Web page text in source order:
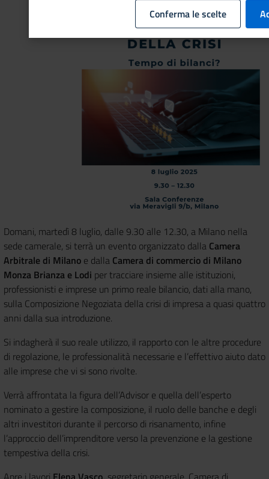
Domani, martedì 8 luglio, dalle 9.30 alle 12.30, a Milano nella
sede camerale, si terrà un evento organizzato dalla Camera
Arbitrale di Milano e dalla Camera di commercio di Milano
Monza Brianza e Lodi per tracciare insieme alle istituzioni,
professionisti e imprese un primo reale bilancio, dati alla mano,
sulla Composizione Negoziata della crisi di impresa a quasi quattro
anni dalla sua introduzione.
Si indagherà il suo reale utilizzo, il rapporto con le altre procedure
di regolazione, le professionalità necessarie e l’effettivo aiuto dato
alle imprese che vi si sono rivolte.
Verrà affrontata la figura dell’Advisor e quella dell’esperto
nominato a gestire la composizione, il ruolo delle banche e degli
altri investitori durante il percorso di risanamento, infine
l’approccio dell’imprenditore verso la prevenzione e la gestione
tempestiva della crisi.
Conferma le scelte